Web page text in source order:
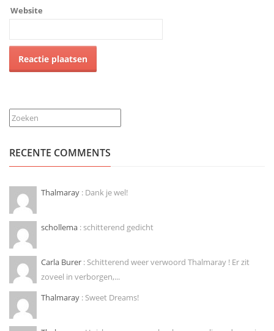
Website
Zoeken
RECENTE COMMENTS
Thalmaray : Dank je wel!
schollema : schitterend gedicht
Carla Burer : Schitterend weer verwoord Thalmaray ! Er zit
zoveel in verborgen,...
Thalmaray : Sweet Dreams!